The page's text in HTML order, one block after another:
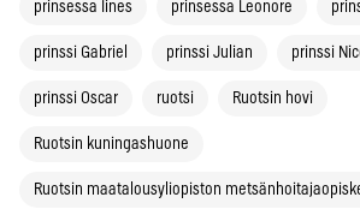
prinsessa Iines prinsessa Leonore
prinssi Gabriel prinssi Julian prinssi
prinssi Oscar ruotsi Ruotsin hovi
Ruotsin kuningashuone
Ruotsin maatalousyliopiston